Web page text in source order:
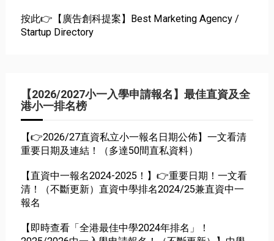
按此👉【廣告創科提案】Best Marketing Agency /
Startup Directory
【2026/2027小一入學申請報名】最佳直資及全
港小一排名榜
【👉2026/27直資私立小一報名日期公佈】一文看清
重要日期及連結！（多達50間直私資料）
【直資中一報名2024-2025！】👉重要日期！一文看
清！（不斷更新）直資中學排名2024/25兼直資中一
報名
【即時查看「全港最佳中學2024年排名」！